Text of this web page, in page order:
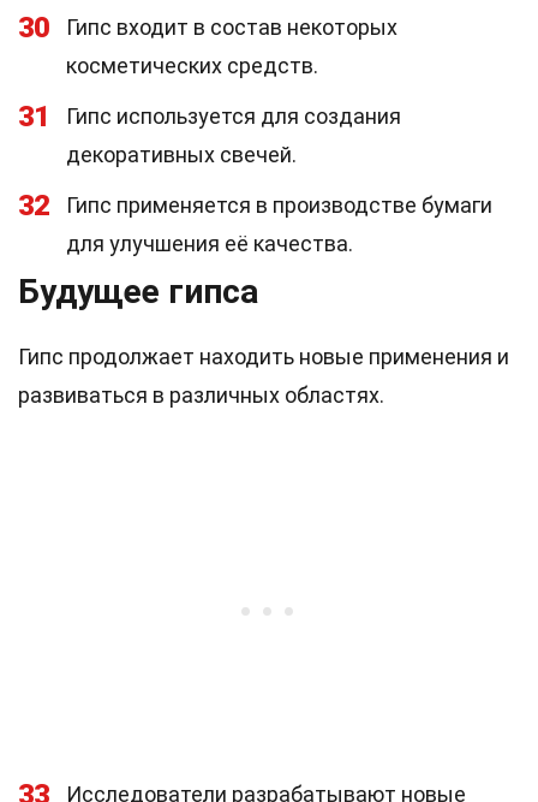
30
Гипс входит в состав некоторых
косметических средств.
31
Гипс используется для создания
декоративных свечей.
32
Гипс применяется в производстве бумаги
для улучшения её качества.
Будущее гипса
Гипс продолжает находить новые применения и
развиваться в различных областях.
33
Исследователи разрабатывают новые